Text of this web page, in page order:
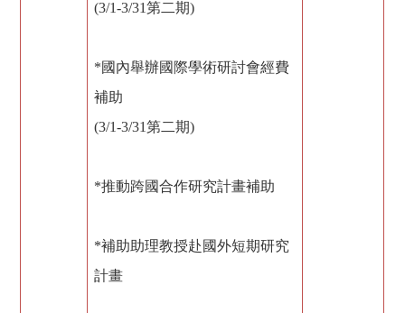
(3/1-3/31第二期)
*國內舉辦國際學術研討會經費
補助
(3/1-3/31第二期)
*推動跨國合作研究計畫補助
*補助助理教授赴國外短期研究
計畫